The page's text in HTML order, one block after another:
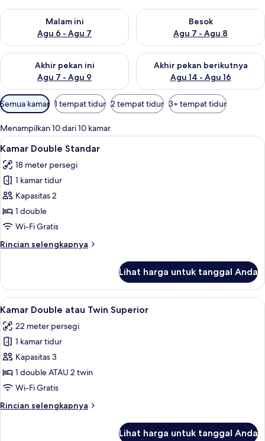
Malam ini
Agu 6 - Agu 7
Periksa ketersediaan untuk malam ini Agu 6 - Agu 7
Besok
Agu 7 - Agu 8
Periksa ketersediaan untuk
Akhir pekan ini
Agu 7 - Agu 9
Periksa ketersediaan untuk akhir pekan ini Agu 7 - Agu 9
Akhir pekan berikutnya
Agu 14 - Agu 16
Periksa ketersediaan untuk
Filter
tersedia
untuk
kamar
Semua kamar 1 tempat tidur 2 tempat tidur 3+ tempat tidur
Menampilkan 10 dari 10 kamar
Lihat
semua
foto
untuk
Kamar
Double
Standar
Kamar Double Standar | Seprai
15
Kamar Double Standar
18 meter persegi
1 kamar tidur
Kapasitas 2
1 double
Wi-Fi Gratis
Rincian selengkapnya
Rincian
Kamar
Double
Standar
Lihat harga untuk tanggal Anda
Lihat
semua
foto
untuk
Kamar
Double
atau
Superior
Kamar Double atau Twin Superior |
10
Kamar Double atau Twin Superior
22 meter persegi
1 kamar tidur
Kapasitas 3
1 double ATAU 2 twin
Wi-Fi Gratis
Rincian selengkapnya
Rincian
Lihat harga untuk tanggal Anda